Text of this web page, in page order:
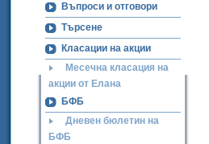
Въпроси и отговори
Търсене
Класации на акции
Месечна класация на
акции от Елана
БФБ
Дневен бюлетин на
БФБ